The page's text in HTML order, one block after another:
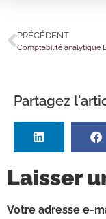
PRÉCÉDENT
Partagez
Laisser
Votre adresse e-